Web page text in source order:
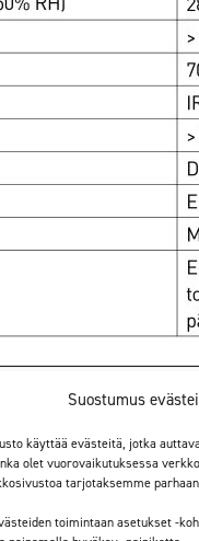
Suostumus
käyttää evästeitä, jotka
olet vuorovaikutuksessa
tarjotaksemme
toimintaan asetukset -
sisäkäytössä.
soveltuvalla